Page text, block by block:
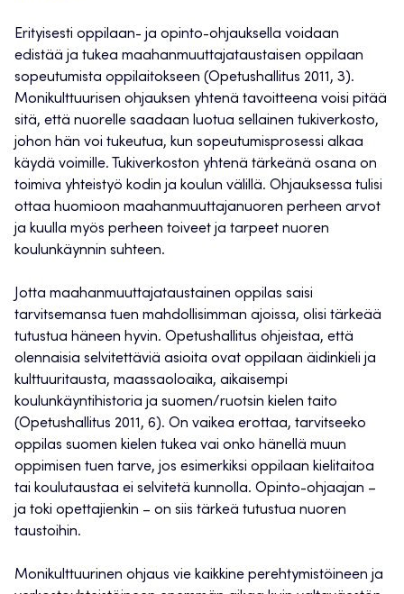
Erityisesti oppilaan- ja opinto-ohjauksella voidaan
edistää ja tukea maahanmuuttajataustaisen oppilaan
sopeutumista oppilaitokseen (Opetushallitus 2011, 3).
Monikulttuurisen ohjauksen yhtenä tavoitteena voisi pitää
sitä, että nuorelle saadaan luotua sellainen tukiverkosto,
johon hän voi tukeutua, kun sopeutumisprosessi alkaa
käydä voimille. Tukiverkoston yhtenä tärkeänä osana on
toimiva yhteistyö kodin ja koulun välillä. Ohjauksessa tulisi
ottaa huomioon maahanmuuttajanuoren perheen arvot
ja kuulla myös perheen toiveet ja tarpeet nuoren
koulunkäynnin suhteen.
Jotta maahanmuuttajataustainen oppilas saisi
tarvitsemansa tuen mahdollisimman ajoissa, olisi tärkeää
tutustua häneen hyvin. Opetushallitus ohjeistaa, että
olennaisia selvitettäviä asioita ovat oppilaan äidinkieli ja
kulttuuritausta, maassaoloaika, aikaisempi
koulunkäyntihistoria ja suomen/ruotsin kielen taito
(Opetushallitus 2011, 6). On vaikea erottaa, tarvitseeko
oppilas suomen kielen tukea vai onko hänellä muun
oppimisen tuen tarve, jos esimerkiksi oppilaan kielitaitoa
tai koulutaustaa ei selvitetä kunnolla. Opinto-ohjaajan –
ja toki opettajienkin – on siis tärkeä tutustua nuoren
taustoihin.
Monikulttuurinen ohjaus vie kaikkine perehtymistöineen ja